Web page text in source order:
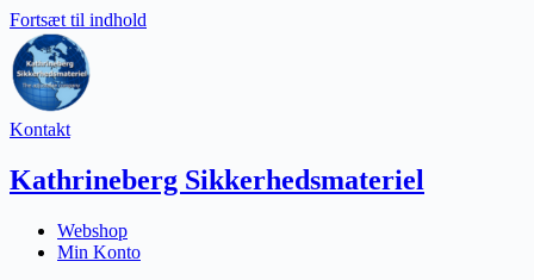
Fortsæt til indhold
Kontakt
Kathrineberg Sikkerhedsmateriel
Webshop
Min Konto